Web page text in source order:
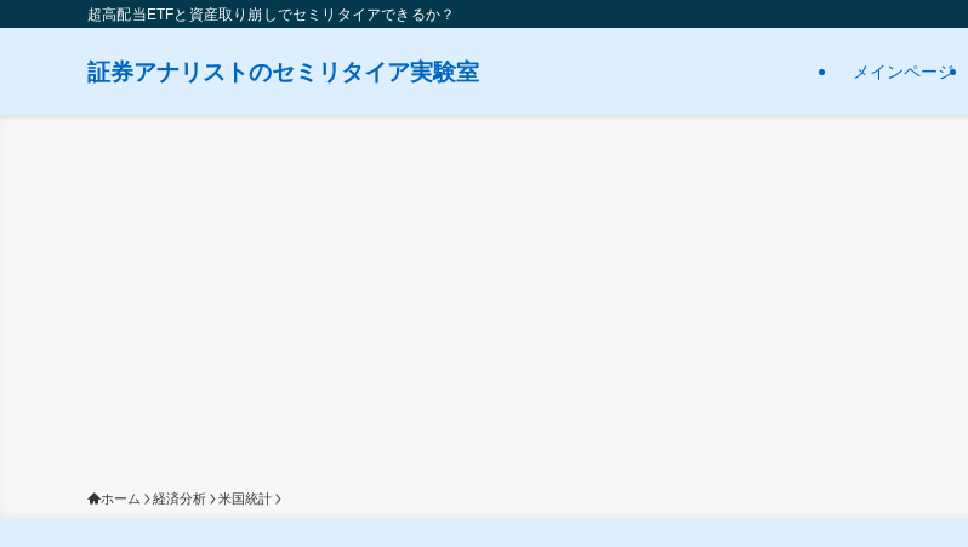
超高配当ETFと資産取り崩しでセミリタイアできるか？
証券アナリストのセミリタイア実験室 メインページ
ホーム 経済分析 米国統計